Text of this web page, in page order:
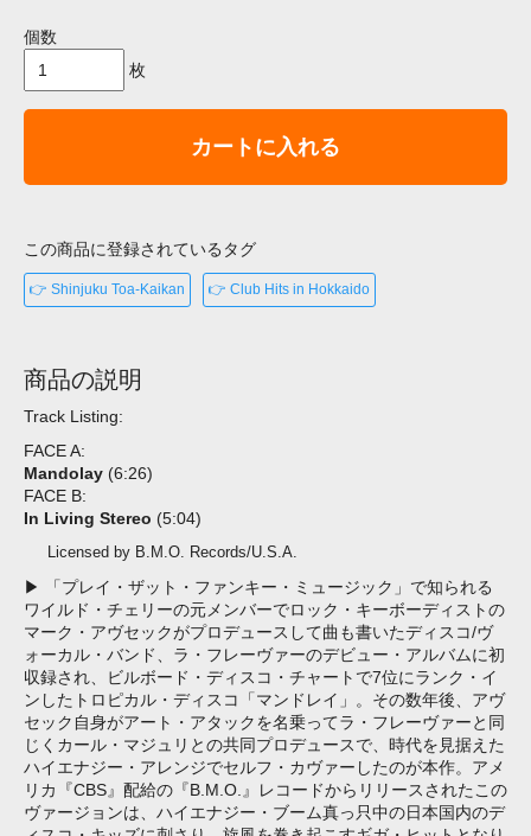
個数
枚
カートに入れる
この商品に登録されているタグ
👉 Shinjuku Toa-Kaikan 👉 Club Hits in Hokkaido
商品の説明
Track Listing:
FACE A:
Mandolay (6:26)
FACE B:
In Living Stereo (5:04)
Licensed by B.M.O. Records/U.S.A.
▶ 「プレイ・ザット・ファンキー・ミュージック」で知られる
ワイルド・チェリーの元メンバーでロック・キーボーディストの
マーク・アヴセックがプロデュースして曲も書いたディスコ/ヴ
ォーカル・バンド、ラ・フレーヴァーのデビュー・アルバムに初
収録され、ビルボード・ディスコ・チャートで7位にランク・イ
ンしたトロピカル・ディスコ「マンドレイ」。その数年後、アヴ
セック自身がアート・アタックを名乗ってラ・フレーヴァーと同
じくカール・マジュリとの共同プロデュースで、時代を見据えた
ハイエナジー・アレンジでセルフ・カヴァーしたのが本作。アメ
リカ『CBS』配給の『B.M.O.』レコードからリリースされたこの
ヴァージョンは、ハイエナジー・ブーム真っ只中の日本国内のデ